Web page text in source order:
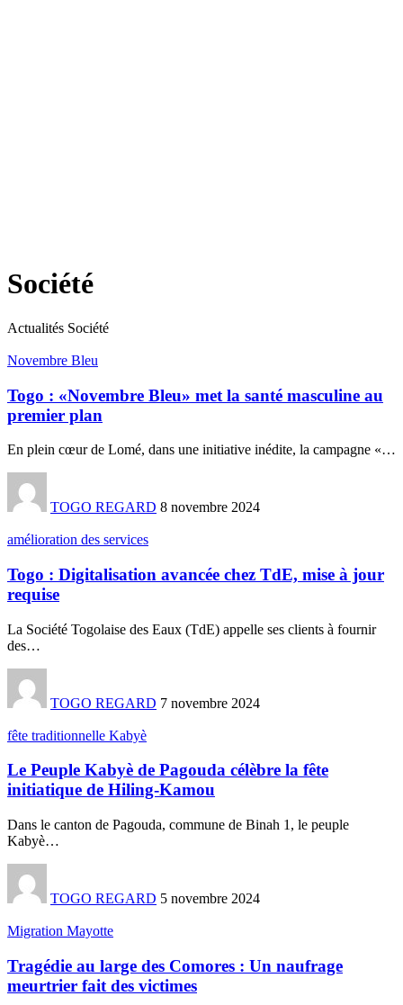
Société
Actualités Société
Novembre Bleu
Togo : «Novembre Bleu» met la santé masculine au
premier plan
En plein cœur de Lomé, dans une initiative inédite, la campagne «…
TOGO REGARD 8 novembre 2024
amélioration des services
Togo : Digitalisation avancée chez TdE, mise à jour
requise
La Société Togolaise des Eaux (TdE) appelle ses clients à fournir
des…
TOGO REGARD 7 novembre 2024
fête traditionnelle Kabyè
Le Peuple Kabyè de Pagouda célèbre la fête
initiatique de Hiling-Kamou
Dans le canton de Pagouda, commune de Binah 1, le peuple
Kabyè…
TOGO REGARD 5 novembre 2024
Migration Mayotte
Tragédie au large des Comores : Un naufrage
meurtrier fait des victimes